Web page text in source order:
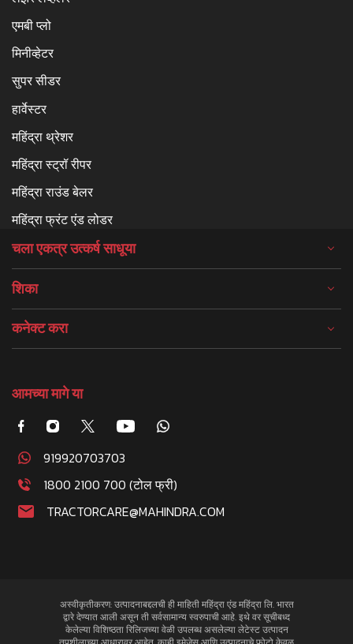
एमबी प्लो
मिनीव्हेटर
सुपर सीडर
हार्वेस्टर
महिंद्रा थ्रेशर
महिंद्रा स्ट्रॉ रीपर
महिंद्रा राउंड बेलर
महिंद्रा फ्रंट एंड लोडर
चला एकत्र उत्कर्ष साधूया
शिका
कनेक्ट करा
आमच्या मागे या
919920703703
1800 2100 700 (टोल फ्री)
TRACTORCARE@MAHINDRA.COM
अस्वीकृतीकरण: उत्पादनाबद्दलची ही माहिती महिंद्रा एंड महिंद्रा लि. भारत
द्वारे देण्यात आली असून ती सर्वसामान्य स्वरुपाची आहे. इथे वर सूचीबध्द
केलेल्या विशिष्ठता रिलिजच्या वेळी उपलब्ध असलेल्या लेटेस्ट उत्पादन